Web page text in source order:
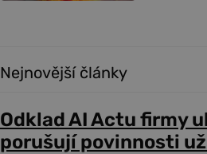
Nejnovější články
Odklad AI Actu firmy
porušují povinnosti